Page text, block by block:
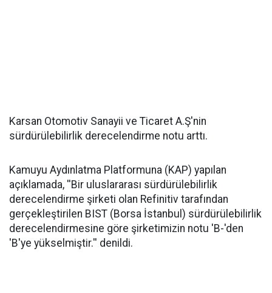
Karsan Otomotiv Sanayii ve Ticaret A.Ş'nin
sürdürülebilirlik derecelendirme notu arttı.
Kamuyu Aydınlatma Platformuna (KAP) yapılan
açıklamada, ''Bir uluslararası sürdürülebilirlik
derecelendirme şirketi olan Refinitiv tarafından
gerçekleştirilen BIST (Borsa İstanbul) sürdürülebilirlik
derecelendirmesine göre şirketimizin notu 'B-'den
'B'ye yükselmiştir.'' denildi.